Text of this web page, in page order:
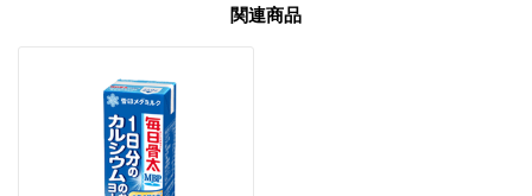
関連商品